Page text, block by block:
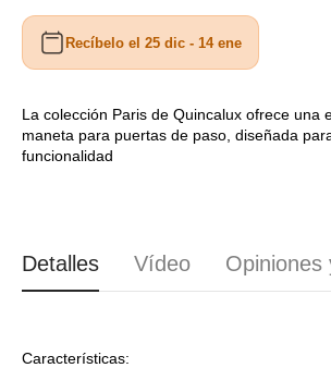
Manivela
Quincalux
Paris
MM0400
Manivela
Quincalux
Paris
MM0400
Recíbelo el 25 dic - 14 ene
La colección Paris de Quincalux ofrece una
maneta para puertas de paso, diseñada
funcionalidad
Detalles Vídeo Opiniones
Características: